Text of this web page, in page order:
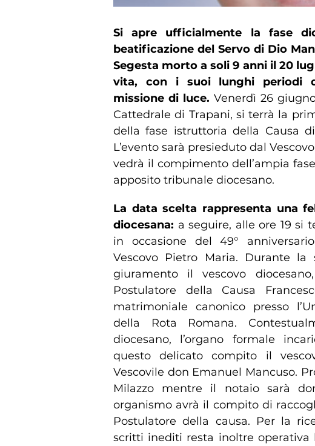
Si apre ufficialmente la fase
beatificazione del Servo di Dio
Segesta morto a soli 9 anni il 20
vita, con i suoi lunghi periodi
missione di luce. Venerdì 26
Cattedrale di Trapani, si terrà la
della fase istruttoria della Causa
L’evento sarà presieduto dal
vedrà il compimento dell’ampia
apposito tribunale diocesano.
La data scelta rappresenta una
diocesana: a seguire, alle ore 19 si
in occasione del 49°
Vescovo Pietro Maria. Durante la
giuramento il vescovo
Postulatore della Causa
matrimoniale canonico presso
della Rota Romana.
diocesano, l’organo formale
questo delicato compito il
Vescovile don Emanuel Mancuso.
Milazzo mentre il notaio sarà
organismo avrà il compito di
Postulatore della causa. Per la
scritti inediti resta inoltre operativa